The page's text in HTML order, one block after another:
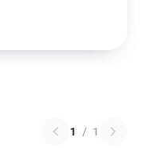
1 / 1